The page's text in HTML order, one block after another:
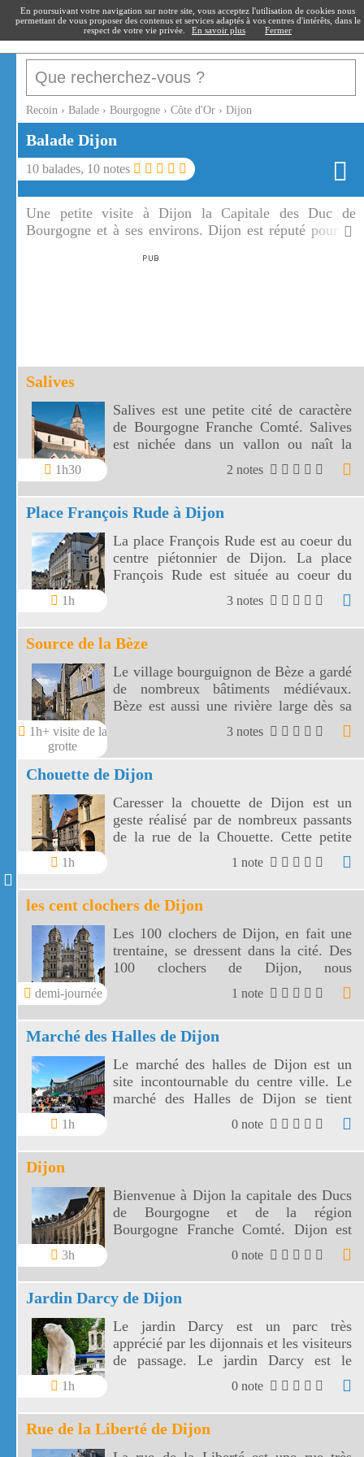
recoin.fr
Recoin › Balade › Bourgogne › Côte d'Or › Dijon
Balade Dijon
10 balades, 10 notes
Une petite visite à Dijon la Capitale des Duc de
Bourgogne et à ses environs. Dijon est réputé pour sa
Salives
1h30
Salives est une petite cité de caractère
de Bourgogne Franche Comté. Salives
est nichée dans un vallon ou naît la
2 notes
Place François Rude à Dijon
1h
La place François Rude est au coeur du
centre piétonnier de Dijon. La place
François Rude est située au coeur du
centre ancien de Dijon
3 notes
Source de la Bèze
1h+ visite de la
grotte
Le village bourguignon de Bèze a gardé
de nombreux bâtiments médiévaux.
Bèze est aussi une rivière large dès sa
3 notes
Chouette de Dijon
1h
Caresser la chouette de Dijon est un
geste réalisé par de nombreux passants
de la rue de la Chouette. Cette petite
caresse de la toute patinée chouette de
Dijon vous portera chance.
1 note
les cent clochers de Dijon
demi-journée
Les 100 clochers de Dijon, en fait une
trentaine, se dressent dans la cité. Des
100 clochers de Dijon, nous
découvrirons 6 églises dans le centre
1 note
Marché des Halles de Dijon
1h
Le marché des halles de Dijon est un
site incontournable du centre ville. Le
marché des Halles de Dijon se tient
autour et sous une superbe construction
métallique du XIXe siècle.
0 note
Dijon
3h
Bienvenue à Dijon la capitale des Ducs
de Bourgogne et de la région
Bourgogne Franche Comté. Dijon est
aussi la cité de la gastronomie et du vin.
0 note
Jardin Darcy de Dijon
1h
Le jardin Darcy est un parc très
apprécié par les dijonnais et les visiteurs
de passage. Le jardin Darcy est le
premier parc public de Dijon.
0 note
Rue de la Liberté de Dijon
En poursuivant votre navigation sur notre site, vous acceptez l'utilisation de cookies nous
permettant de vous proposer des contenus et services adaptés à vos centres d'intérêts, dans le
respect de votre vie privée.
En savoir plus Fermer